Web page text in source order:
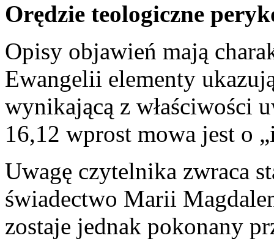
Orędzie teologiczne
Opisy objawień mają
Ewangelii elementy
wynikającą z właściwości
16,12 wprost mowa jest o
Uwagę czytelnika zwraca
świadectwo Marii
zostaje jednak pokonany